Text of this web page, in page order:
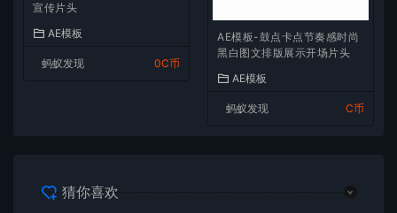
宣传片头
AE模板
蚂蚁发现 0C币
AE模板-鼓点卡点节奏感时尚
黑白图文排版展示开场片头
AE模板
蚂蚁发现 C币
猜你喜欢